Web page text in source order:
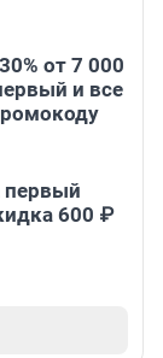
от 7 000
и все
первый
600 ₽